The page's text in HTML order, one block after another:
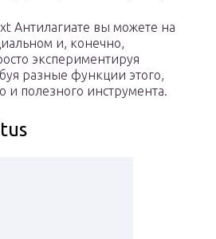
Антилагиате вы можете на
и, конечно,
экспериментируя
разные функции этого,
и полезного инструмента.